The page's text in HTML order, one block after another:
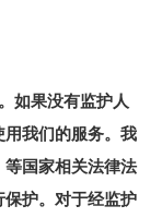
如果没有监护人
我们的服务。我
国家相关法律法
护。对于经监护